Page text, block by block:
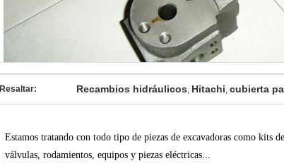
Resaltar: Recambios hidráulicos, Hitachi, cubierta
Estamos tratando con todo tipo de piezas de excavadoras como kits
válvulas, rodamientos, equipos y piezas eléctricas...